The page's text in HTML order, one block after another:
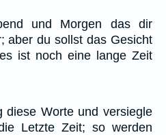
und Morgen das dir
aber du sollst das Gesicht
ist noch eine lange Zeit
diese Worte und versiegle
Letzte Zeit; so werden